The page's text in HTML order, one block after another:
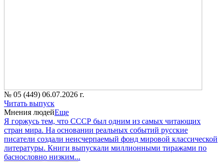
№ 05 (449) 06.07.2026 г.
Читать выпуск
Мнения людейЕще
Я горжусь тем, что СССР был одним из самых читающих
стран мира. На основании реальных событий русские
писатели создали неисчерпаемый фонд мировой классической
литературы. Книги выпускали миллионными тиражами по
баснословно низким...